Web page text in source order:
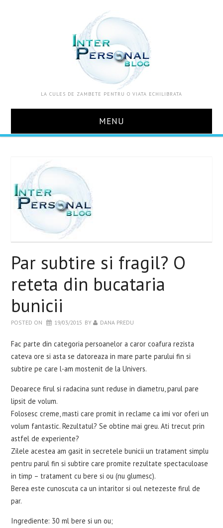
LA CULES DE ZAMBETE PENTRU O VIATA ECHILIBRATA
MENU
DESPRE MINE
ZOOM IN VIATA
WELLBEING
RETETE INCERCATE
EVENIMENTE
CARTI
CONTACT
Par subtire si fragil? O
reteta din bucataria
bunicii
POSTED ON 19/03/2015 BY DANA PREDU
Fac parte din categoria persoanelor a caror coafura rezista
cateva ore si asta se datoreaza in mare parte parului fin si
subtire pe care l-am mostenit de la Univers.
Deoarece firul si radacina sunt reduse in diametru, parul pare
lipsit de volum.
Folosesc creme, masti care promit in reclame ca imi vor oferi un
volum fantastic. Rezultatul? Se obtine mai greu. Ati trecut prin
astfel de experiente?
Zilele acestea am gasit in secretele bunicii un tratament simplu
pentru parul fin si subtire care promite rezultate spectaculoase
in timp – tratament cu bere si ou (nu glumesc).
Berea este cunoscuta ca un intaritor si oul netezeste firul de
par.
Ingrediente: 30 ml bere si un ou;